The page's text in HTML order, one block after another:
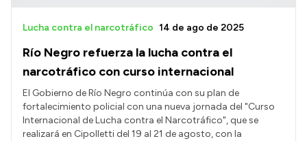
Río Negro refuerza la lucha contra el
narcotráfico con curso internacional
Lucha contra el narcotráfico 14 de ago de 2025
El Gobierno de Río Negro continúa con su plan de
fortalecimiento policial con una nueva jornada del "Curso
Internacional de Lucha contra el Narcotráfico", que se
realizará en Cipolletti del 19 al 21 de agosto, con la